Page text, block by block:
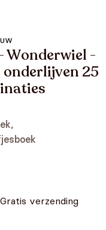
Wonderwiel -
onderlijven 25
Gratis verzending